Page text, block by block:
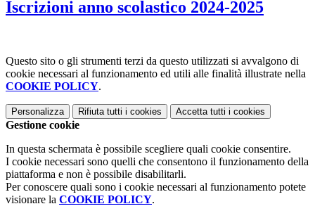
Iscrizioni anno scolastico 2024-2025
Questo sito o gli strumenti terzi da questo utilizzati si avvalgono di
cookie necessari al funzionamento ed utili alle finalità illustrate nella
COOKIE POLICY.
Personalizza Rifiuta tutti i cookies Accetta tutti i cookies
Gestione cookie
In questa schermata è possibile scegliere quali cookie consentire.
I cookie necessari sono quelli che consentono il funzionamento della
piattaforma e non è possibile disabilitarli.
Per conoscere quali sono i cookie necessari al funzionamento potete
visionare la COOKIE POLICY.